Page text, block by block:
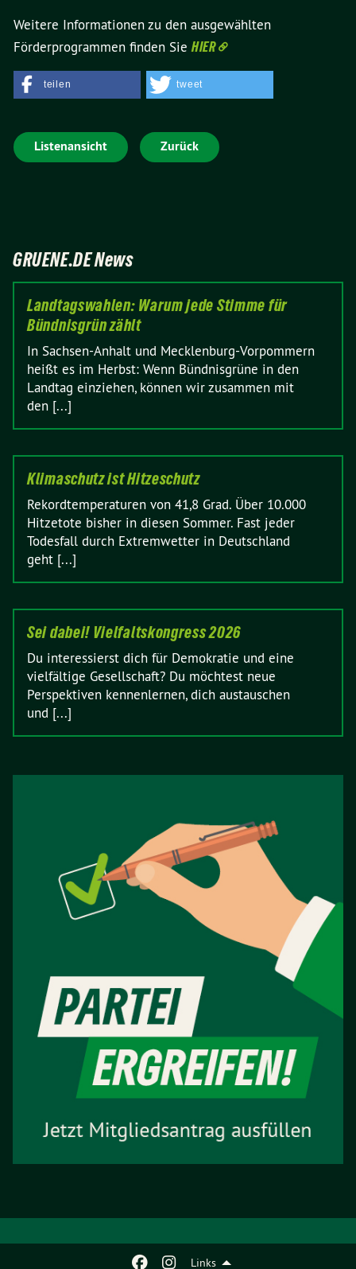
Links
Weitere Informationen zu den ausgewählten
Förderprogrammen finden SieHIER
teilen tweet
Listenansicht Zurück
GRUENE.DE News
Landtagswahlen: Warum jede Stimme für
Bündnisgrün zählt
In Sachsen-Anhalt und Mecklenburg-Vorpommern
heißt es im Herbst: Wenn Bündnisgrüne in den
Landtag einziehen, können wir zusammen mit
den [...]
Klimaschutz ist Hitzeschutz
Rekordtemperaturen von 41,8 Grad. Über 10.000
Hitzetote bisher in diesen Sommer. Fast jeder
Todesfall durch Extremwetter in Deutschland
geht [...]
Sei dabei! Vielfaltskongress 2026
Du interessierst dich für Demokratie und eine
vielfältige Gesellschaft? Du möchtest neue
Perspektiven kennenlernen, dich austauschen
und [...]